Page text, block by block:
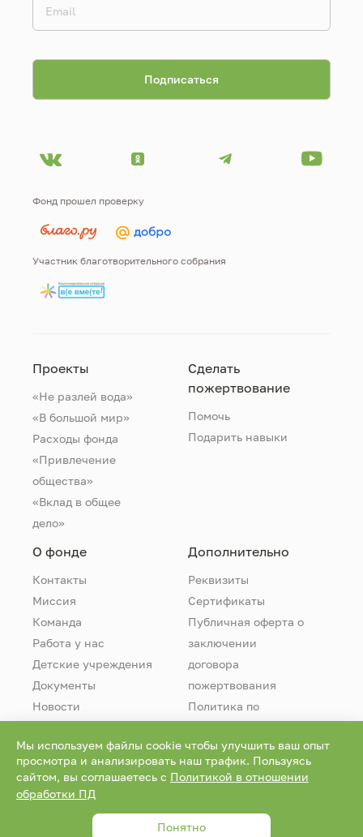
Фонд прошел проверку
Участник благотворительного собрания
Проекты
«Не разлей вода»
«В большой мир»
Расходы фонда
«Привлечение
общества»
«Вклад в общее
дело»
Сделать
пожертвование
Помочь
Подарить навыки
О фонде
Контакты
Миссия
Команда
Работа у нас
Детские учреждения
Документы
Новости
Дополнительно
Реквизиты
Сертификаты
Публичная оферта о
заключении
договора
пожертвования
Политика по
персональных
данных
Все права защищены и охраняются законом. © 2026
Мы используем файлы cookie чтобы улучшить ваш опыт
просмотра и анализировать наш трафик. Пользуясь
сайтом, вы соглашаетесь с Политикой в отношении
обработки ПД
Понятно